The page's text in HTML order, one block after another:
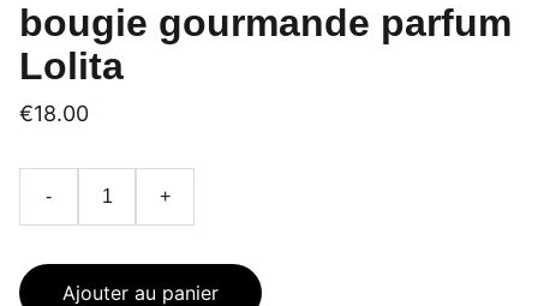
bougie gourmande parfum
Lolita
€18.00
- +
Ajouter au panier